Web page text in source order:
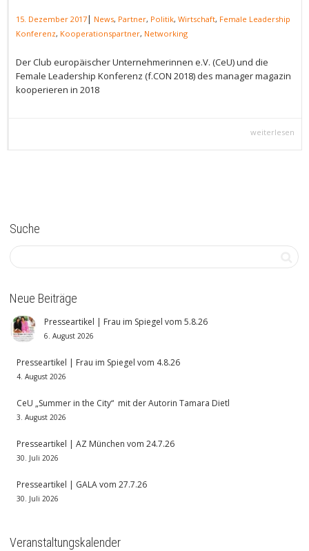
15. Dezember 2017| News, Partner, Politik, Wirtschaft, Female Leadership
Konferenz, Kooperationspartner, Networking
Der Club europäischer Unternehmerinnen e.V. (CeU) und die
Female Leadership Konferenz (f.CON 2018) des manager magazin
kooperieren in 2018
weiterlesen
Suche
Neue Beiträge
Presseartikel | Frau im Spiegel vom 5.8.26
6. August 2026
Presseartikel | Frau im Spiegel vom 4.8.26
4. August 2026
CeU „Summer in the City“ mit der Autorin Tamara Dietl
3. August 2026
Presseartikel | AZ München vom 24.7.26
30. Juli 2026
Presseartikel | GALA vom 27.7.26
30. Juli 2026
Veranstaltungskalender